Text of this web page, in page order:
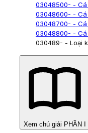
03048500- - Cá
03048600- - Cá
03048700- - Cá
03048800- - Cá
030489- - Loại
Xem chú giải PHẦN I